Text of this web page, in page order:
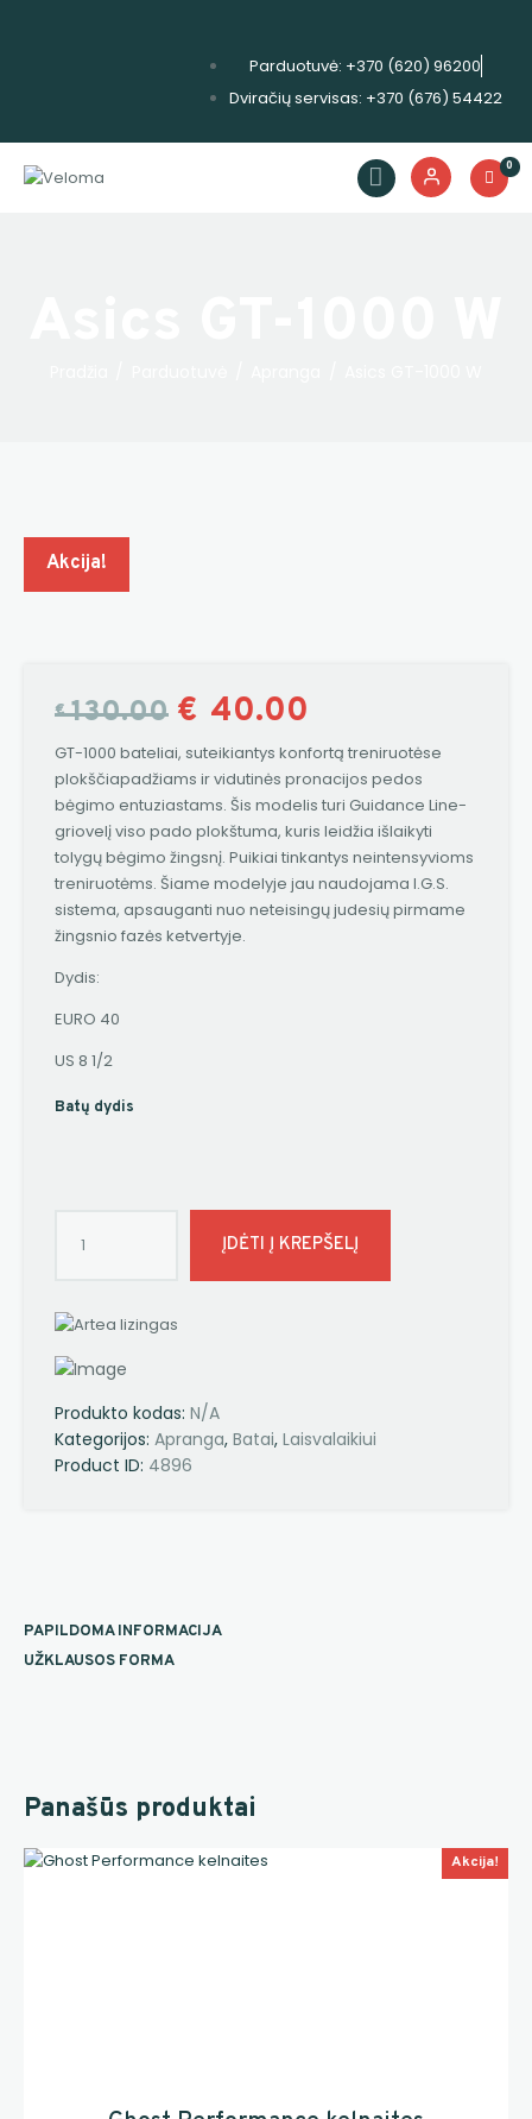
Parduotuvė: +370 (620) 96200
Dviračių servisas: +370 (676) 54422
0
Priedai
Akcija!
€ 130.00 € 40.00
GT-1000 bateliai, suteikiantys konfortą treniruotėse
plokščiapadžiams ir vidutinės pronacijos pedos
bėgimo entuziastams. Šis modelis turi Guidance Line-
griovelį viso pado plokštuma, kuris leidžia išlaikyti
tolygų bėgimo žingsnį. Puikiai tinkantys neintensyvioms
treniruotėms. Šiame modelyje jau naudojama I.G.S.
sistema, apsauganti nuo neteisingų judesių pirmame
žingsnio fazės ketvertyje.
Dydis:
EURO 40
US 8 1/2
Batų dydis
ĮDĖTI Į KREPŠELĮ
Produkto kodas: N/A
Kategorijos: Apranga, Batai, Laisvalaikiui
Product ID: 4896
PAPILDOMA INFORMACIJA
UŽKLAUSOS FORMA
Panašūs produktai
Akcija!